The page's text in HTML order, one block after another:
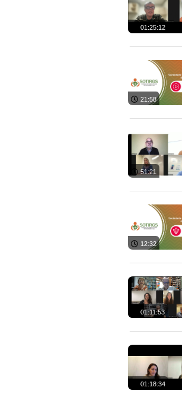
01:25:12
21:58
51:21
12:32
01:11:53
01:18:34